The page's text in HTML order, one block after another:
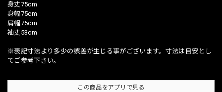
身丈75cm
身幅75cm
肩幅75cm
袖丈53cm
※表記寸法より多少の誤差が生じる事がございます。寸法は目安とし
てご参考下さい。
この商品をアプリで見る